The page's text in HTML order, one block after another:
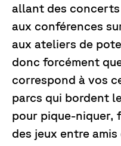
allant des
aux conférences
aux ateliers de
donc forcément
correspond à vos
parcs qui bordent
pour pique-niquer,
des jeux entre